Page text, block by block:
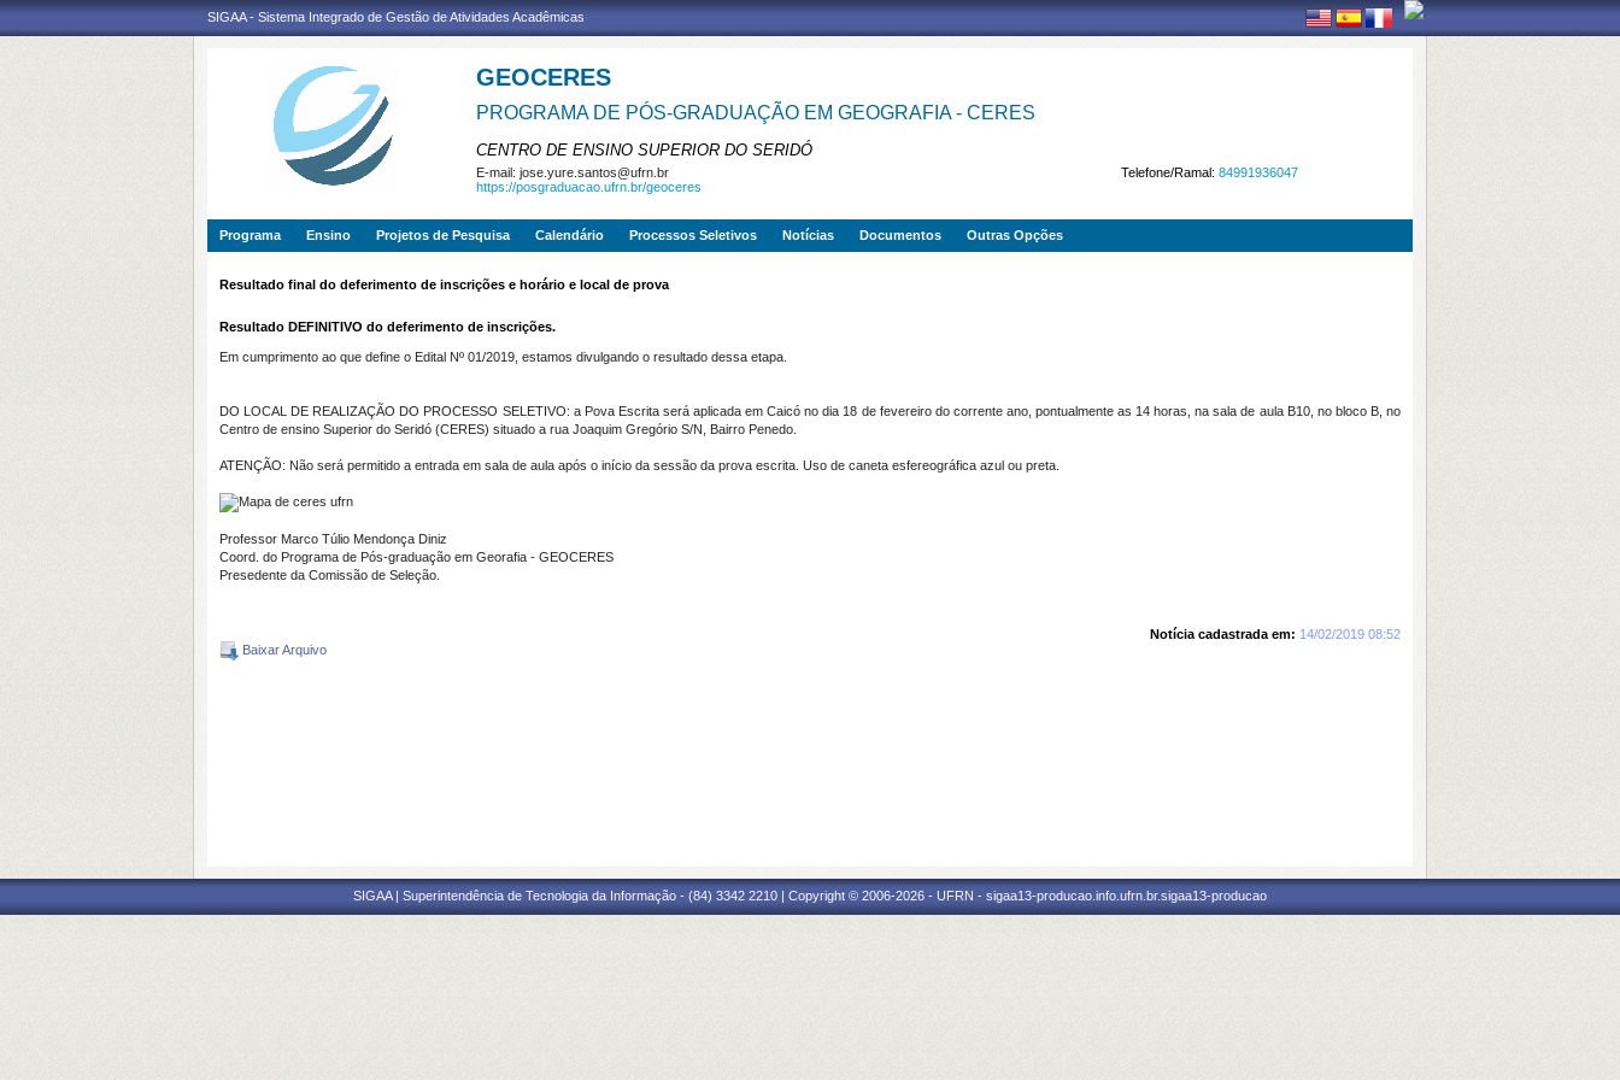
SIGAA - Sistema Integrado de Gestão de Atividades Acadêmicas
GEOCERES
PROGRAMA DE PÓS-GRADUAÇÃO EM GEOGRAFIA - CERES
CENTRO DE ENSINO SUPERIOR DO SERIDÓ
Telefone/Ramal: 84991936047
E-mail: jose.yure.santos@ufrn.br
https://posgraduacao.ufrn.br/geoceres
Programa Ensino Projetos de Pesquisa Calendário Processos Seletivos Notícias Documentos Outras Opções
Resultado final do deferimento de inscrições e horário e local de prova
Resultado DEFINITIVO do deferimento de inscrições.
Em cumprimento ao que define o Edital Nº 01/2019, estamos divulgando o resultado dessa etapa.
DO LOCAL DE REALIZAÇÃO DO PROCESSO SELETIVO: a Pova Escrita será aplicada em Caicó no dia 18 de fevereiro do corrente ano, pontualmente as 14 horas, na sala de aula B10, no bloco B, no
Centro de ensino Superior do Seridó (CERES) situado a rua Joaquim Gregório S/N, Bairro Penedo.
ATENÇÃO: Não será permitido a entrada em sala de aula após o início da sessão da prova escrita. Uso de caneta esfereográfica azul ou preta.
Professor Marco Túlio Mendonça Diniz
Coord. do Programa de Pós-graduação em Georafia - GEOCERES
Presedente da Comissão de Seleção.
Notícia cadastrada em: 14/02/2019 08:52
Baixar Arquivo
SIGAA | Superintendência de Tecnologia da Informação - (84) 3342 2210 | Copyright © 2006-2026 - UFRN - sigaa13-producao.info.ufrn.br.sigaa13-producao